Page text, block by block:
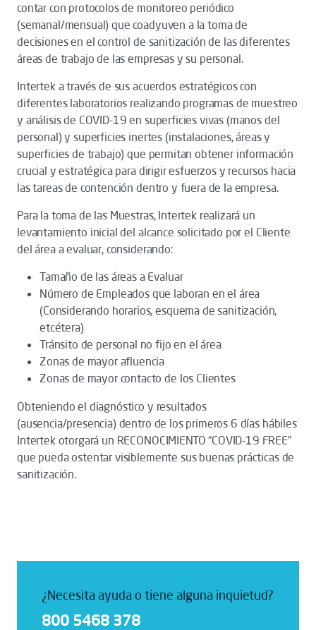
contar con protocolos de monitoreo periódico
(semanal/mensual) que coadyuven a la toma de
decisiones en el control de sanitización de las diferentes
áreas de trabajo de las empresas y su personal.
Intertek a través de sus acuerdos estratégicos con
diferentes laboratorios realizando programas de muestreo
y análisis de COVID-19 en superficies vivas (manos del
personal) y superficies inertes (instalaciones, áreas y
superficies de trabajo) que permitan obtener información
crucial y estratégica para dirigir esfuerzos y recursos hacia
las tareas de contención dentro y fuera de la empresa.
Para la toma de las Muestras, Intertek realizará un
levantamiento inicial del alcance solicitado por el Cliente
del área a evaluar, considerando:
Tamaño de las áreas a Evaluar
Número de Empleados que laboran en el área
(Considerando horarios, esquema de sanitización,
etcétera)
Tránsito de personal no fijo en el área
Zonas de mayor afluencia
Zonas de mayor contacto de los Clientes
Obteniendo el diagnóstico y resultados
(ausencia/presencia) dentro de los primeros 6 días hábiles
Intertek otorgará un RECONOCIMIENTO “COVID-19 FREE”
que pueda ostentar visiblemente sus buenas prácticas de
sanitización.
¿Necesita ayuda o tiene alguna inquietud?
800 5468 378